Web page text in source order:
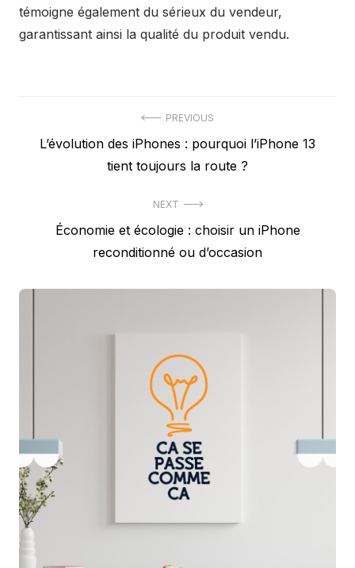
témoigne également du sérieux du vendeur,
garantissant ainsi la qualité du produit vendu.
de
PREVIOUS
Previous
L’évolution des iPhones : pourquoi l’iPhone 13
tient toujours la route ?
NEXT
Économie et écologie : choisir un iPhone
reconditionné ou d’occasion